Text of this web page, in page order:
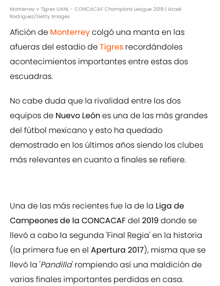
Monterrey v Tigres UANL - CONCACAF Champions League 2019 | Azael
Rodriguez/Getty Images
Afición de Monterreycolgó una manta en las
afueras del estadio deTigres recordándoles
acontecimientos importantes entre estas dos
escuadras.
No cabe duda que la rivalidad entre los dos
equipos de Nuevo León es una de las más grandes
del fútbol mexicano y esto ha quedado
demostrado en los últimos años siendo los clubes
más relevantes en cuanto a finales se refiere.
Una de las más recientes fue la de la Liga de
Campeones de la CONCACAFdel 2019 donde se
llevó a cabo la segunda 'Final Regia' en la historia
(la primera fue en el Apertura 2017), misma que se
llevó la 'Pandilla' rompiendo así una maldición de
varias finales importantes perdidas en casa.